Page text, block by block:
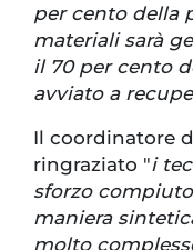
per cento della
materiali sarà
il 70 per cento
avviato a
Il coordinatore
ringraziato "i
sforzo
maniera
molto